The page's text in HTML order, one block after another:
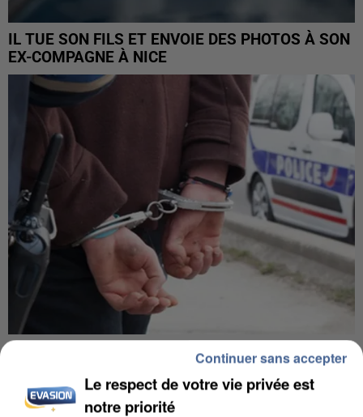
IL TUE SON FILS ET ENVOIE DES PHOTOS À SON
EX-COMPAGNE À NICE
L’UN DES FONDATEURS SUPPOSÉS DE LA DZ
MAFIA INTERPELLÉ EN ALGÉRIE
Le respect de votre vie privée est
notre priorité
Continuer sans accepter